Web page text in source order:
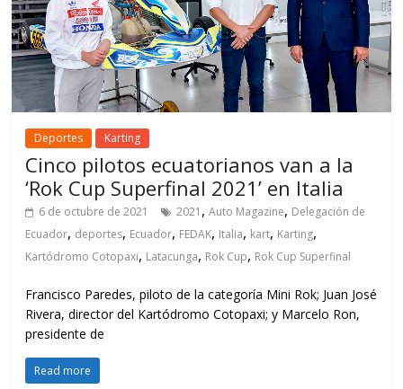
Deportes Karting
Cinco pilotos ecuatorianos van a la
‘Rok Cup Superfinal 2021’ en Italia
6 de octubre de 2021 2021 ,Auto Magazine, Delegación de
Ecuador, deportes, Ecuador, FEDAK, Italia, kart, Karting,
Kartódromo Cotopaxi, Latacunga, Rok Cup, Rok Cup Superfinal
Francisco Paredes, piloto de la categoría Mini Rok; Juan José
Rivera, director del Kartódromo Cotopaxi; y Marcelo Ron,
presidente de
Read more